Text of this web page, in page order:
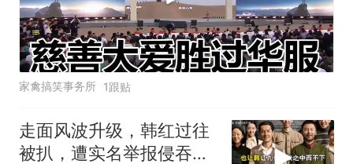
家禽搞笑事务所 1跟贴
走面风波升级，韩红过往
被扒，遭实名举报侵吞上